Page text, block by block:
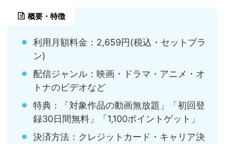
概要・特徴
利用月額料金：2,659円(税込・セットプラ
ン)
配信ジャンル：映画・ドラマ・アニメ・オ
トナのビデオなど
特典：「対象作品の動画無放題」「初回登
録30日間無料」「1,100ポイントゲット」
決済方法：クレジットカード・キャリア決